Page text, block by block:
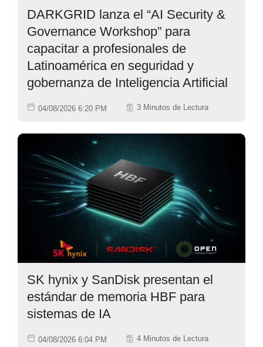
DARKGRID lanza el “AI Security &
Governance Workshop” para
capacitar a profesionales de
Latinoamérica en seguridad y
gobernanza de Inteligencia Artificial
04/08/2026 6:20 PM 3 Minutos de Lectura
SK hynix y SanDisk presentan el
estándar de memoria HBF para
sistemas de IA
04/08/2026 6:04 PM 4 Minutos de Lectura